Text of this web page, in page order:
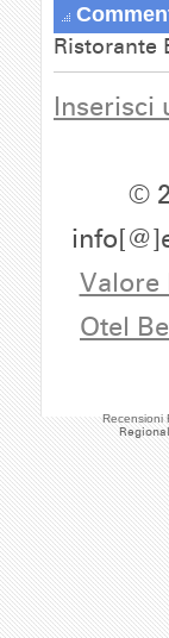
Recensioni
Ristorante
Inserisci
©
Valore
Otel